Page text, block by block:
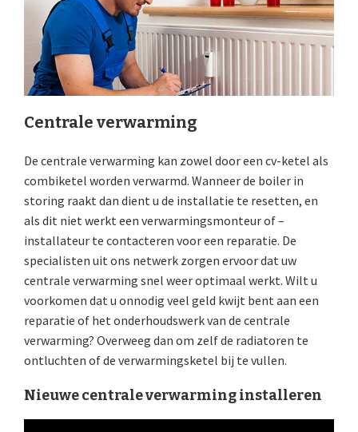
Centrale verwarming
De centrale verwarming kan zowel door een cv-ketel als
combiketel worden verwarmd. Wanneer de boiler in
storing raakt dan dient u de installatie te resetten, en
als dit niet werkt een verwarmingsmonteur of –
installateur te contacteren voor een reparatie. De
specialisten uit ons netwerk zorgen ervoor dat uw
centrale verwarming snel weer optimaal werkt. Wilt u
voorkomen dat u onnodig veel geld kwijt bent aan een
reparatie of het onderhoudswerk van de centrale
verwarming? Overweeg dan om zelf de radiatoren te
ontluchten of de verwarmingsketel bij te vullen.
Nieuwe centrale verwarming installeren